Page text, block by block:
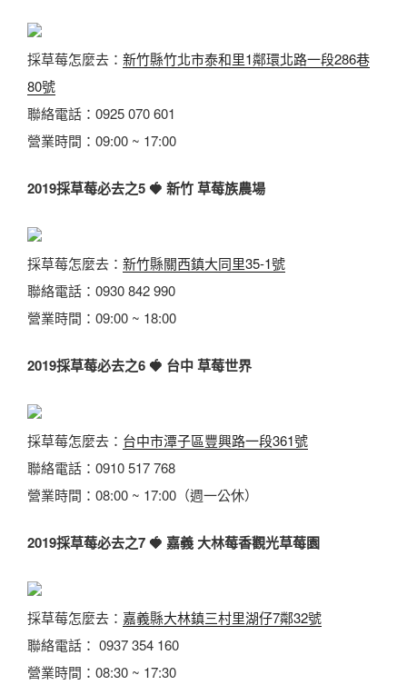
採草莓怎麼去： 新竹縣竹北市泰和里1鄰環北路一段286巷
80號
聯絡電話：0925 070 601
營業時間：09:00 ~ 17:00
2019採草莓必去之5 🍓 新竹 草莓族農場
採草莓怎麼去： 新竹縣關西鎮大同里35-1號
聯絡電話：0930 842 990
營業時間：09:00 ~ 18:00
2019採草莓必去之6 🍓 台中 草莓世界
採草莓怎麼去： 台中市潭子區豐興路一段361號
聯絡電話：0910 517 768
營業時間：08:00 ~ 17:00（週一公休）
2019採草莓必去之7 🍓 嘉義 大林莓香觀光草莓園
採草莓怎麼去： 嘉義縣大林鎮三村里湖仔7鄰32號
聯絡電話： 0937 354 160
營業時間：08:30 ~ 17:30